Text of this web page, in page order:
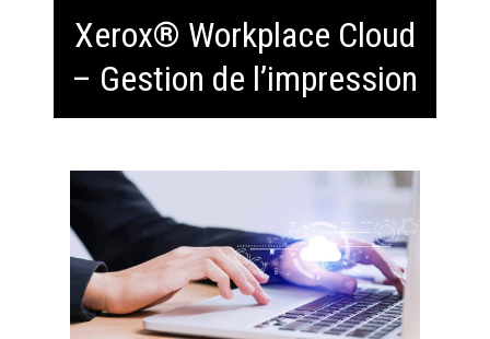
Xerox® Workplace Cloud
– Gestion de l’impression